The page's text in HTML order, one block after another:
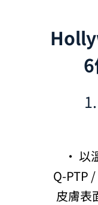
· 以
Q-PTP
皮膚表